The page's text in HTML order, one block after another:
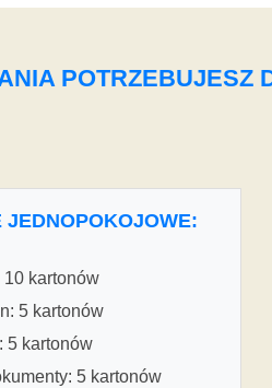
POTRZEBUJESZ
JEDNOPOKOJOWE:
10 kartonów
5 kartonów
5 kartonów
5 kartonów